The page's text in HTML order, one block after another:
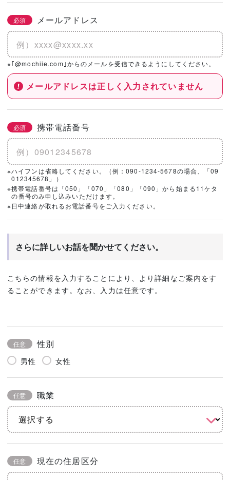
必須 メールアドレス
※｢@mochiie.com｣からのメールを受信できるようにしてください。
メールアドレスは正しく入力されていません
必須 携帯電話番号
※ハイフンは省略してください。（例：090-1234-5678の場合、「09
012345678」）
※携帯電話番号は「050」「070」「080」「090」から始まる11ケタ
の番号のみ申し込みいただけます。
※日中連絡が取れるお電話番号をご入力ください。
さらに詳しいお話を聞かせてください。
こちらの情報を入力することにより、より詳細なご案内をす
ることができます。なお、入力は任意です。
任意 性別
男性 女性
任意 職業
任意 現在の住居区分